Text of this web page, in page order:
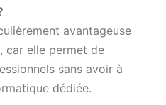
avantageuse
car elle permet de
sans avoir à
dédiée.